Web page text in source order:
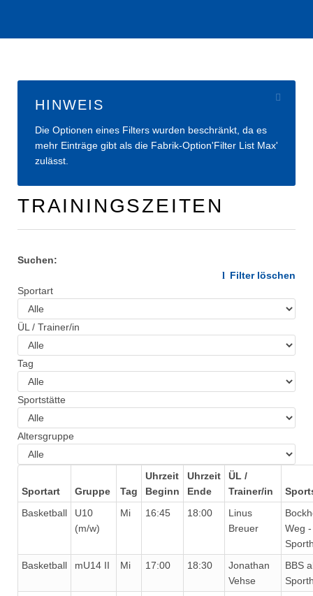
HINWEIS
Die Optionen eines Filters wurden beschränkt, da es
mehr Einträge gibt als die Fabrik-Option'Filter List Max'
zulässt.
TRAININGSZEITEN
Suchen:
Filter löschen
Sportart
ÜL / Trainer/in
Tag
Sportstätte
Altersgruppe
Sportart Gruppe Tag
Uhrzeit
Beginn
Uhrzeit
Ende
ÜL /
Trainer/in
Basketball
U10
(m/w)
Mi 16:45 18:00
Linus
Breuer
Weg -
Basketball
mU14 II Mi 17:00 18:30
Jonathan
Vehse
BBS